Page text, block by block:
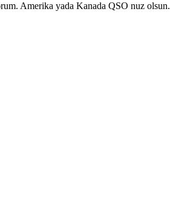
Amerika yada Kanada QSO nuz olsun.